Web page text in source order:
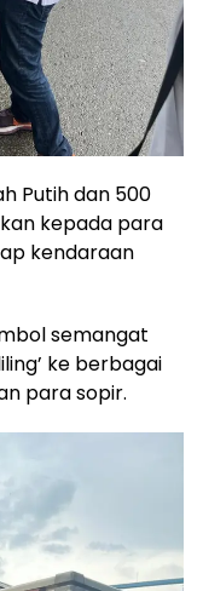
Putih dan 500
kepada para
kendaraan
semangat
ke berbagai
para sopir.